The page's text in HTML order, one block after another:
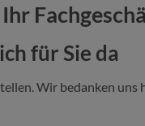
für Sie da
Wir bedanken